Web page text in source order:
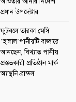
প্রধান উপদেষ্টার
ফুটবলে তারকা মেসি
‘হালাল’পানীয়টি বাজারে
আনছেন, বিখ্যাত পানীয়
প্রস্ততকারী প্রতিষ্ঠান মার্ক
অ্যান্থনি ব্রান্ডস